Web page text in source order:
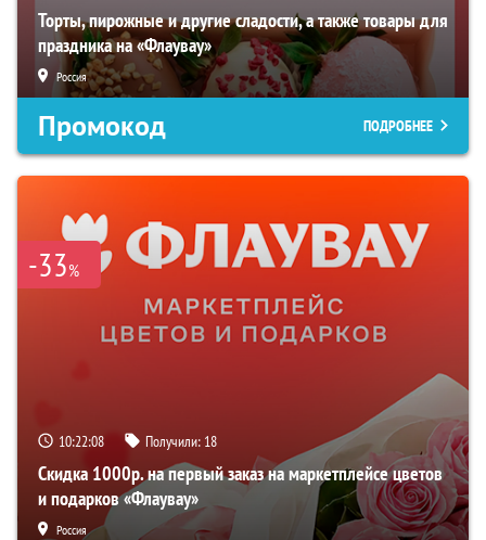
Торты, пирожные и другие сладости, а также товары для
праздника на «Флаувау»
Россия
Промокод ПОДРОБНЕЕ
-33%
10:22:07 Получили: 18
Скидка 1000р. на первый заказ на маркетплейсе цветов
и подарков «Флаувау»
Россия